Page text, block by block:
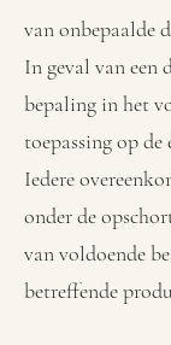
van onbepaalde
In geval van een
bepaling in het
toepassing op de
Iedere
onder de
van voldoende
betreffende